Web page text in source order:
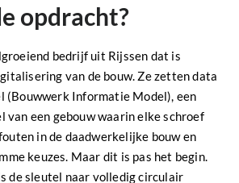
opdracht?
bedrijf uit Rijssen dat is
van de bouw. Ze zetten data
(Bouwwerk Informatie Model), een
van een gebouw waarin elke schroef
in de daadwerkelijke bouw en
keuzes. Maar dit is pas het begin.
de sleutel naar volledig circulair